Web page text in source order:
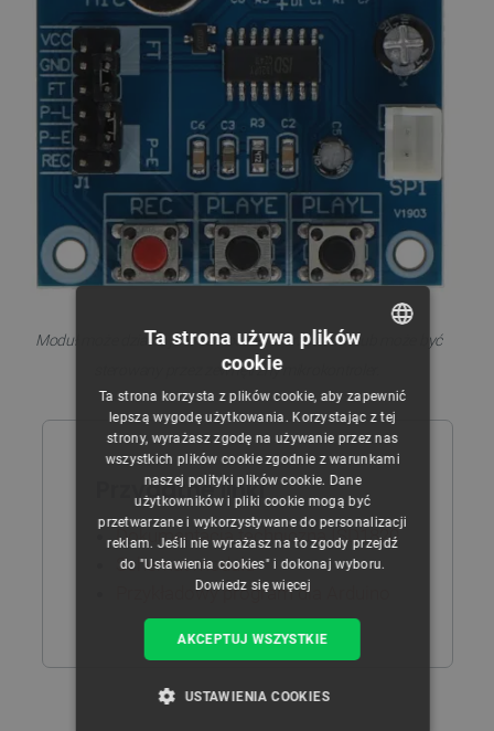
Moduł może działać jako samodzielne urządzenie lub może być
sterowany przez zewnętrzny mikrokontroler.
Przydatne linki
Dokumentacja techniczna ISD1820
Schemat modułu
Przykładowy program dla Arduino
CZECH
ENGLISH
GERMAN
Ta strona używa plików
cookie
Ta strona korzysta z plików cookie, aby zapewnić
lepszą wygodę użytkowania. Korzystając z tej
strony, wyrażasz zgodę na używanie przez nas
wszystkich plików cookie zgodnie z warunkami
naszej polityki plików cookie. Dane
użytkowników i pliki cookie mogą być
przetwarzane i wykorzystywane do personalizacji
reklam. Jeśli nie wyrażasz na to zgody przejdź
do "Ustawienia cookies" i dokonaj wyboru.
Dowiedz się więcej
AKCEPTUJ WSZYSTKIE
USTAWIENIA COOKIES